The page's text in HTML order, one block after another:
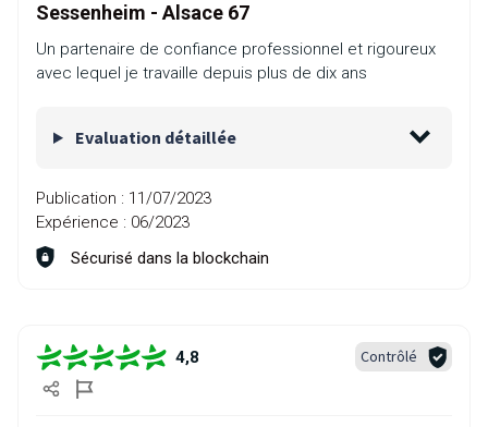
Sessenheim - Alsace 67
Un partenaire de confiance professionnel et rigoureux
avec lequel je travaille depuis plus de dix ans
Evaluation détaillée
Publication : 11/07/2023
Expérience : 06/2023
Sécurisé dans la blockchain
4,8 Contrôlé